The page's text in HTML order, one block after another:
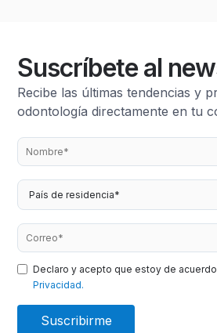
Suscríbete al
Recibe las últimas tendencias y
odontología directamente en tu
Declaro y acepto que estoy de
Privacidad.